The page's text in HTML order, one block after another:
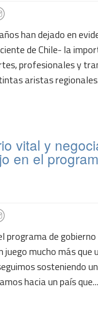
han dejado en
de Chile- la
profesionales y
aristas
vital y
en el
programa de
juego mucho más que
sosteniendo
hacia un país que...